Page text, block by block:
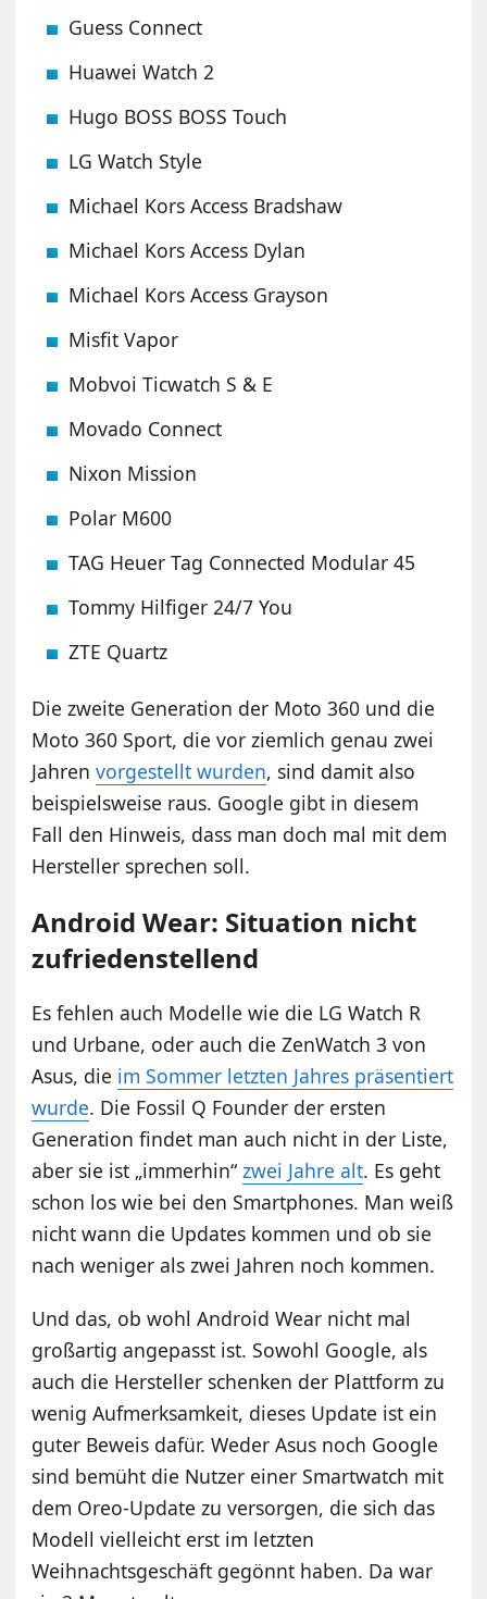
Guess Connect
Huawei Watch 2
Hugo BOSS BOSS Touch
LG Watch Style
Michael Kors Access Bradshaw
Michael Kors Access Dylan
Michael Kors Access Grayson
Misfit Vapor
Mobvoi Ticwatch S & E
Movado Connect
Nixon Mission
Polar M600
TAG Heuer Tag Connected Modular 45
Tommy Hilfiger 24/7 You
ZTE Quartz
Die zweite Generation der Moto 360 und die
Moto 360 Sport, die vor ziemlich genau zwei
Jahrenvorgestellt wurden, sind damit also
beispielsweise raus. Google gibt in diesem
Fall den Hinweis, dass man doch mal mit dem
Hersteller sprechen soll.
Android Wear: Situation nicht
zufriedenstellend
Es fehlen auch Modelle wie die LG Watch R
und Urbane, oder auch die ZenWatch 3 von
Asus, die im Sommer letzten Jahres präsentiert
wurde. Die Fossil Q Founder der ersten
Generation findet man auch nicht in der Liste,
aber sie ist „immerhin“zwei Jahre alt. Es geht
schon los wie bei den Smartphones. Man weiß
nicht wann die Updates kommen und ob sie
nach weniger als zwei Jahren noch kommen.
Und das, ob wohl Android Wear nicht mal
großartig angepasst ist. Sowohl Google, als
auch die Hersteller schenken der Plattform zu
wenig Aufmerksamkeit, dieses Update ist ein
guter Beweis dafür. Weder Asus noch Google
sind bemüht die Nutzer einer Smartwatch mit
dem Oreo-Update zu versorgen, die sich das
Modell vielleicht erst im letzten
Weihnachtsgeschäft gegönnt haben. Da war